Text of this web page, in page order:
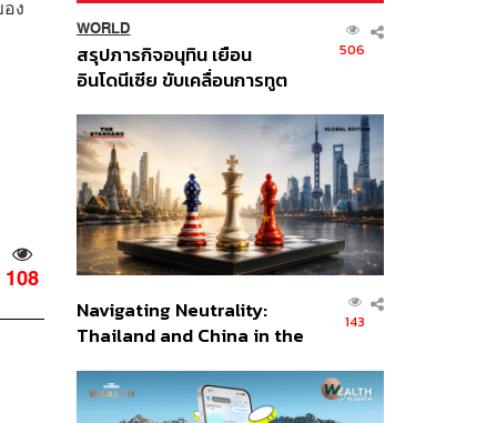
ง
108
WORLD
สรุปภารกิจอนุทิน เยือน
อินโดนีเซีย ขับเคลื่อนการทูต
ส่วนยุทธศาสตร์ไทย –
อินโดนีเซีย
506
Navigating Neutrality:
Thailand and China in the
Order
143